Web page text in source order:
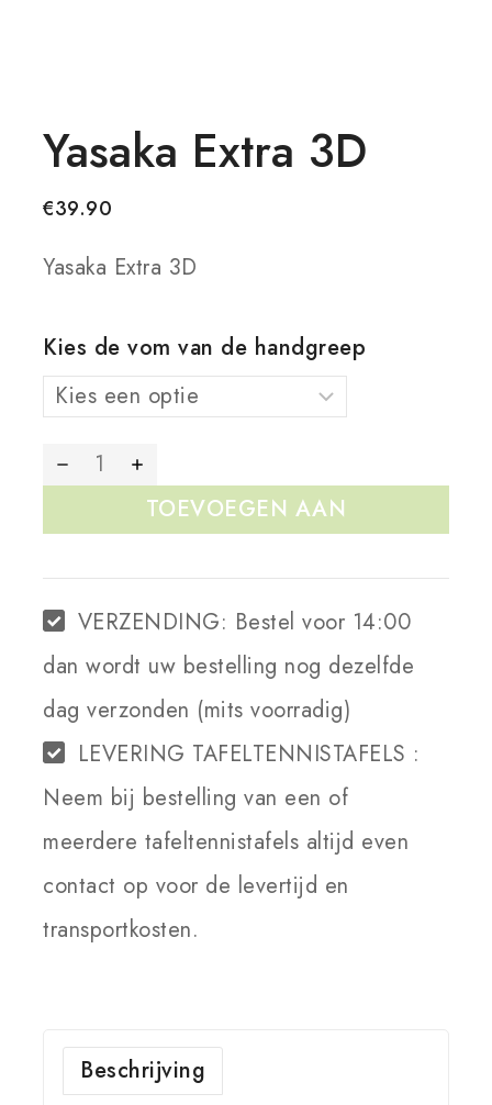
Yasaka Extra 3D
€39.90
Yasaka Extra 3D
Kies de vom van de handgreep
TOEVOEGEN AAN
VERZENDING: Bestel voor 14:00
dan wordt uw bestelling nog dezelfde
dag verzonden (mits voorradig)
LEVERING TAFELTENNISTAFELS :
Neem bij bestelling van een of
meerdere tafeltennistafels altijd even
contact op voor de levertijd en
transportkosten.
Beschrijving